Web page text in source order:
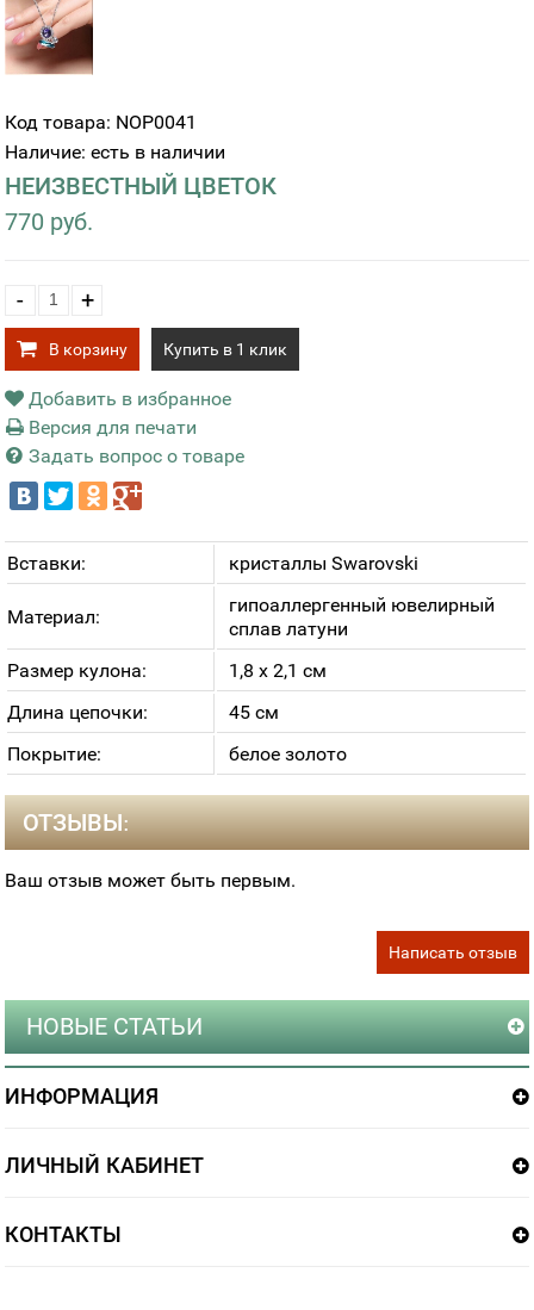
Код товара: NOP0041
Наличие: есть в наличии
НЕИЗВЕСТНЫЙ ЦВЕТОК
770 руб.
- +
В корзину Купить в 1 клик
Добавить в избранное
Версия для печати
Задать вопрос о товаре
Вставки: кристаллы Swarovski
Материал:
гипоаллергенный ювелирный
сплав латуни
Размер кулона:
1,8 х 2,1 см
Длина цепочки:
45 см
Покрытие:
белое золото
ОТЗЫВЫ:
Ваш отзыв может быть первым.
Написать отзыв
НОВЫЕ СТАТЬИ
ИНФОРМАЦИЯ
ЛИЧНЫЙ КАБИНЕТ
КОНТАКТЫ